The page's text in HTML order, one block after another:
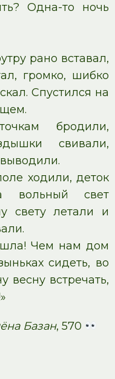
Одна-то ночь
рано вставал,
громко, шибко
Спустился на
бродили,
свивали,
ходили, деток
вольный свет
свету летали и
шла! Чем нам дом
сидеть, во
весну встречать,
Базан, 570